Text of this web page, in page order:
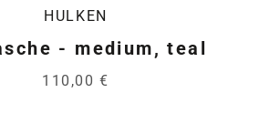
HULKEN
- medium, teal
110,00 €